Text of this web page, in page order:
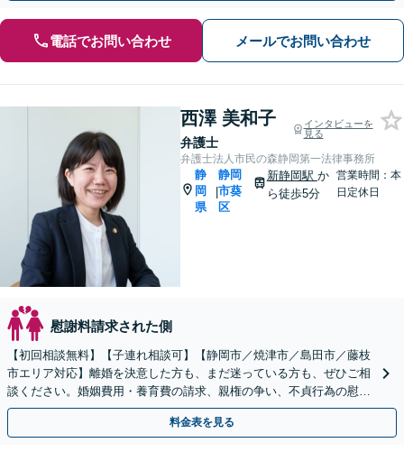
電話でお問い合わせ メールでお問い合わせ
西澤 美和子
弁護士
インタビューを
見る
弁護士法人市民の森静岡第一法律事務所
静
岡
県
|
静岡
市葵
区
新静岡駅 か
ら徒歩5分
営業時間：本
日定休日
慰謝料請求された側
【初回相談無料】【子連れ相談可】【静岡市／焼津市／島田市／藤枝
市エリア対応】離婚を決意した方も、まだ迷っている方も、ぜひご相
談ください。婚姻費用・養育費の請求、親権の争い、不貞行為の慰謝
料請求、離婚原因の有無、財産分与など
料金表を見る